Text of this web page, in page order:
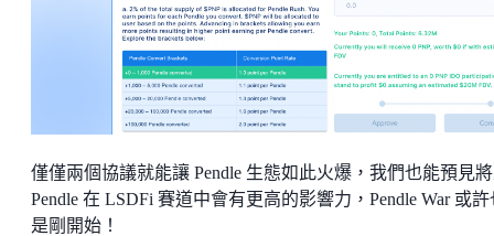
僅僅兩個協議就能讓 Pendle 生態如此火爆，我們也能預見
Pendle 在 LSDFi 賽道中會有更高的影響力，Pendle War 或
是剛開始！